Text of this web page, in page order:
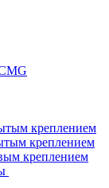
креплением
креплением
креплением